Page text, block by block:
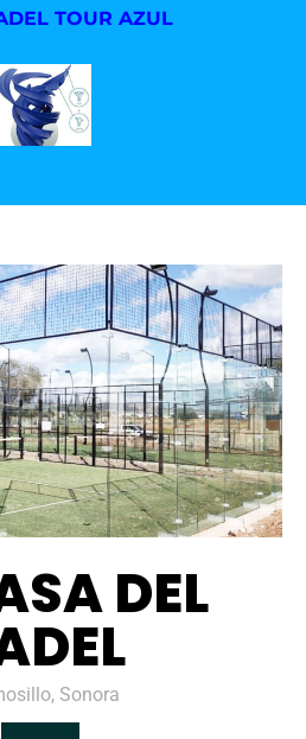
TOUR AZUL
DEL
Sonora